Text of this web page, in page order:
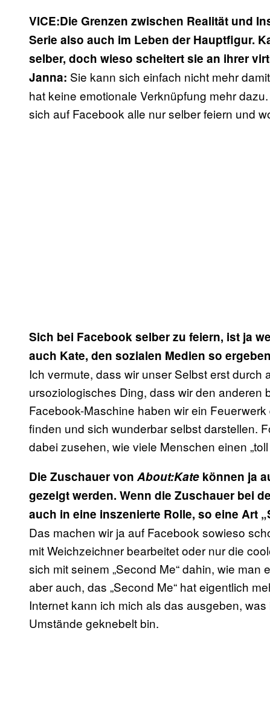
VICE:Die Grenzen zwischen Realität und
Serie also auch im Leben der Hauptfigur.
selber, doch wieso scheitert sie an ihrer
Janna: Sie kann sich einfach nicht mehr
hat keine emotionale Verknüpfung mehr
sich auf Facebook alle nur selber feiern und
Sich bei Facebook selber zu feiern, ist ja
auch Kate, den sozialen Medien so
Ich vermute, dass wir unser Selbst erst
ursoziologisches Ding, dass wir den anderen
Facebook-Maschine haben wir ein
finden und sich wunderbar selbst darstellen.
dabei zusehen, wie viele Menschen einen
Die Zuschauer von About:Kate können ja
gezeigt werden. Wenn die Zuschauer bei
auch in eine inszenierte Rolle, so eine Art
Das machen wir ja auf Facebook sowieso
mit Weichzeichner bearbeitet oder nur die
sich mit seinem „Second Me“ dahin, wie
aber auch, das „Second Me“ hat eigentlich
Internet kann ich mich als das ausgeben,
Umstände geknebelt bin.